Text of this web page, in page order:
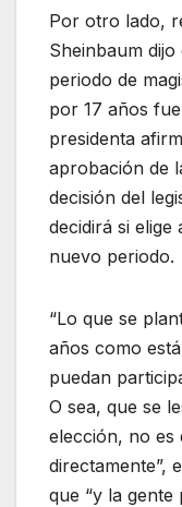
Por otro lado,
Sheinbaum
periodo de
por 17 años
presidenta
aprobación de
decisión del
decidirá si
nuevo periodo.
“Lo que se
años como
puedan
O sea, que se
elección, no es
directamente”,
que “y la gente